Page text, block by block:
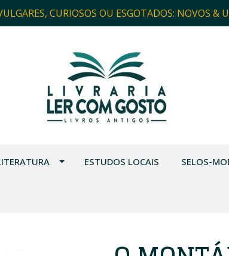
CURIOSOS OU ESGOTADOS: NOVOS &
ESTUDOS LOCAIS SELOS-